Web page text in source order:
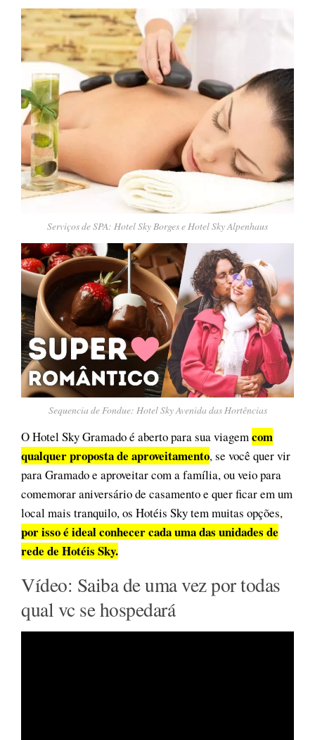
Serviços de SPA: Hotel Sky Borges e Hotel Sky Alpenhaus
Sequencia de Fondue: Hotel Sky Avenida das Hortências
O Hotel Sky Gramado é aberto para sua viagemcom
qualquer proposta de aproveitamento, se você quer vir
para Gramado e aproveitar com a família, ou veio para
comemorar aniversário de casamento e quer ficar em um
local mais tranquilo, os Hotéis Sky tem muitas opções,
por isso é ideal conhecer cada uma das unidades de
rede de Hotéis Sky.
Vídeo: Saiba de uma vez por todas
qual vc se hospedará